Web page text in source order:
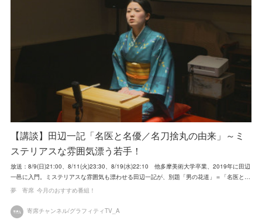
【講談】田辺一記「名医と名優／名刀捨丸の由来」～ミ
ステリアスな雰囲気漂う若手！
放送：8/9(日)21:00、8/11(火)23:30、8/19(水)22:10 他多摩美術大学卒業、2019年に田辺
一邑に入門。ミステリアスな雰囲気も漂わせる田辺一記が、別題「男の花道」＝「名医と…
夢 寄席 今月のおすすめ番組！
寄席チャンネル/グラフィティTV_A